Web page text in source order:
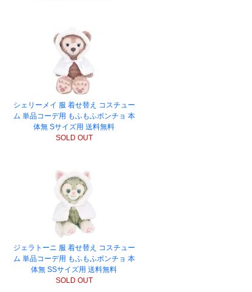
シェリーメイ 服 着せ替え コスチュー
ム 単品コーデ用 もふもふポンチョ 本
体無 Sサイズ用 送料無料
SOLD OUT
ジェラトーニ 服 着せ替え コスチュー
ム 単品コーデ用 もふもふポンチョ 本
体無 SSサイズ用 送料無料
SOLD OUT